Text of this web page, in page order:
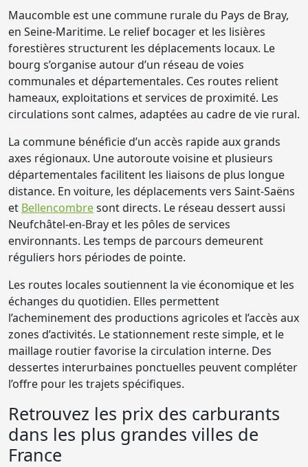
Maucomble est une commune rurale du Pays de Bray,
en Seine-Maritime. Le relief bocager et les lisières
forestières structurent les déplacements locaux. Le
bourg s’organise autour d’un réseau de voies
communales et départementales. Ces routes relient
hameaux, exploitations et services de proximité. Les
circulations sont calmes, adaptées au cadre de vie rural.
La commune bénéficie d’un accès rapide aux grands
axes régionaux. Une autoroute voisine et plusieurs
départementales facilitent les liaisons de plus longue
distance. En voiture, les déplacements vers Saint-Saëns
et Bellencombresont directs. Le réseau dessert aussi
Neufchâtel-en-Bray et les pôles de services
environnants. Les temps de parcours demeurent
réguliers hors périodes de pointe.
Les routes locales soutiennent la vie économique et les
échanges du quotidien. Elles permettent
l’acheminement des productions agricoles et l’accès aux
zones d’activités. Le stationnement reste simple, et le
maillage routier favorise la circulation interne. Des
dessertes interurbaines ponctuelles peuvent compléter
l’offre pour les trajets spécifiques.
Retrouvez les prix des carburants
dans les plus grandes villes de
France